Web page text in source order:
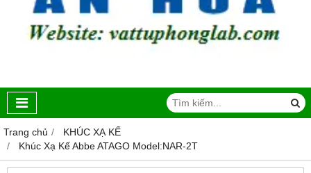
Trang chủ
KHÚC XẠ KẾ
Khúc Xạ Kế Abbe ATAGO Model:NAR-2T